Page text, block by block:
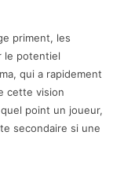
priment, les
le potentiel
qui a rapidement
cette vision
point un joueur,
secondaire si une